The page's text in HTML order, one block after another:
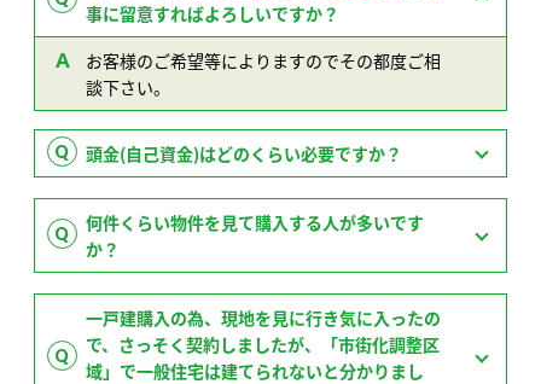
事に留意すればよろしいですか？
お客様のご希望等によりますのでその都度ご相
談下さい。
頭金(自己資金)はどのくらい必要ですか？
何件くらい物件を見て購入する人が多いです
か？
一戸建購入の為、現地を見に行き気に入ったの
で、さっそく契約しましたが、「市街化調整区
域」で一般住宅は建てられないと分かりまし